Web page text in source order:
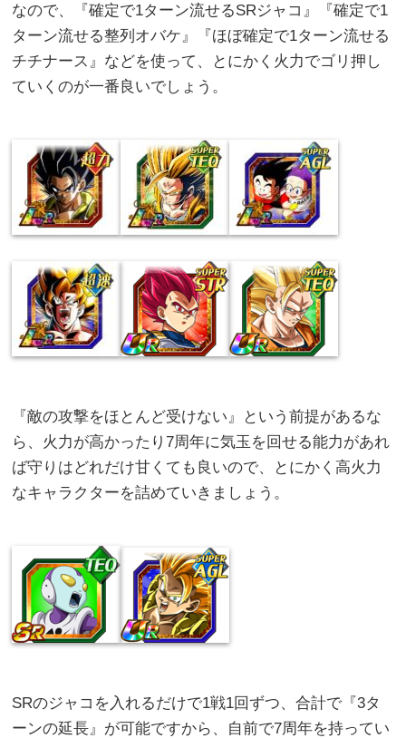
なので、『確定で1ターン流せるSRジャコ』『確定で1
ターン流せる整列オバケ』『ほぼ確定で1ターン流せる
チチナース』などを使って、とにかく火力でゴリ押し
ていくのが一番良いでしょう。
『敵の攻撃をほとんど受けない』という前提があるな
ら、火力が高かったり7周年に気玉を回せる能力があれ
ば守りはどれだけ甘くても良いので、とにかく高火力
なキャラクターを詰めていきましょう。
SRのジャコを入れるだけで1戦1回ずつ、合計で『3タ
ーンの延長』が可能ですから、自前で7周年を持ってい